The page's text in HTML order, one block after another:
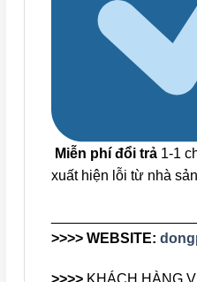
Miễn phí đổi trả 1-1
xuất hiện lỗi từ nhà
>>>> WEBSITE:
>>>> KHÁCH HÀNG